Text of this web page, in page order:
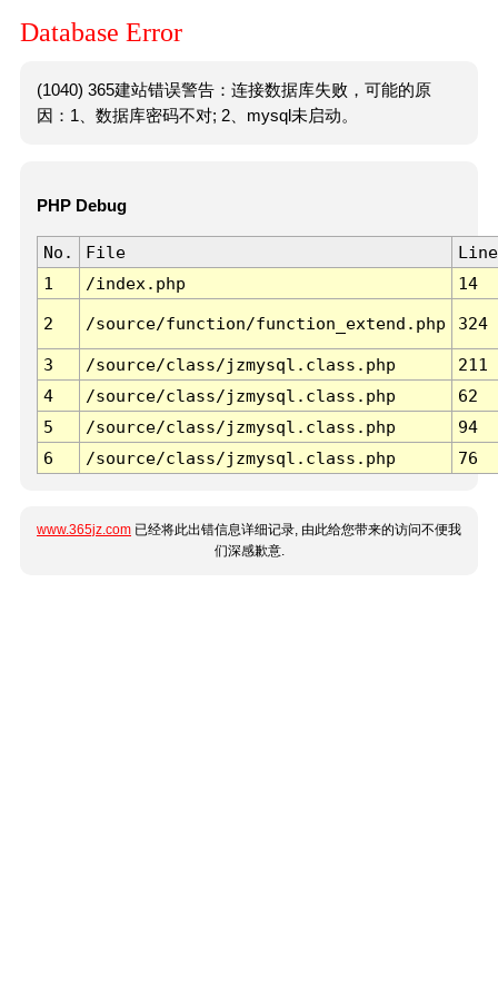
Database Error
(1040) 365建站错误警告：连接数据库失败，可能的原
因：1、数据库密码不对; 2、mysql未启动。
PHP Debug
No. File
Line
1
/index.php 14
2 /source/function/function_extend.php 324
3 /source/class/jzmysql.class.php
211
4
/source/class/jzmysql.class.php
62
5
/source/class/jzmysql.class.php
94
6
/source/class/jzmysql.class.php 76
www.365jz.com 已经将此出错信息详细记录, 由此给您带来的访问不便我
们深感歉意.